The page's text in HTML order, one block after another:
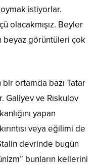
istiyorlar.
olacakmışız. Beyler
beyaz görüntüleri çok
ortamda bazı Tatar
Galiyev ve Rıskulov
yapan
veya eğilimi de
devrinde bugün
bunların kellerini